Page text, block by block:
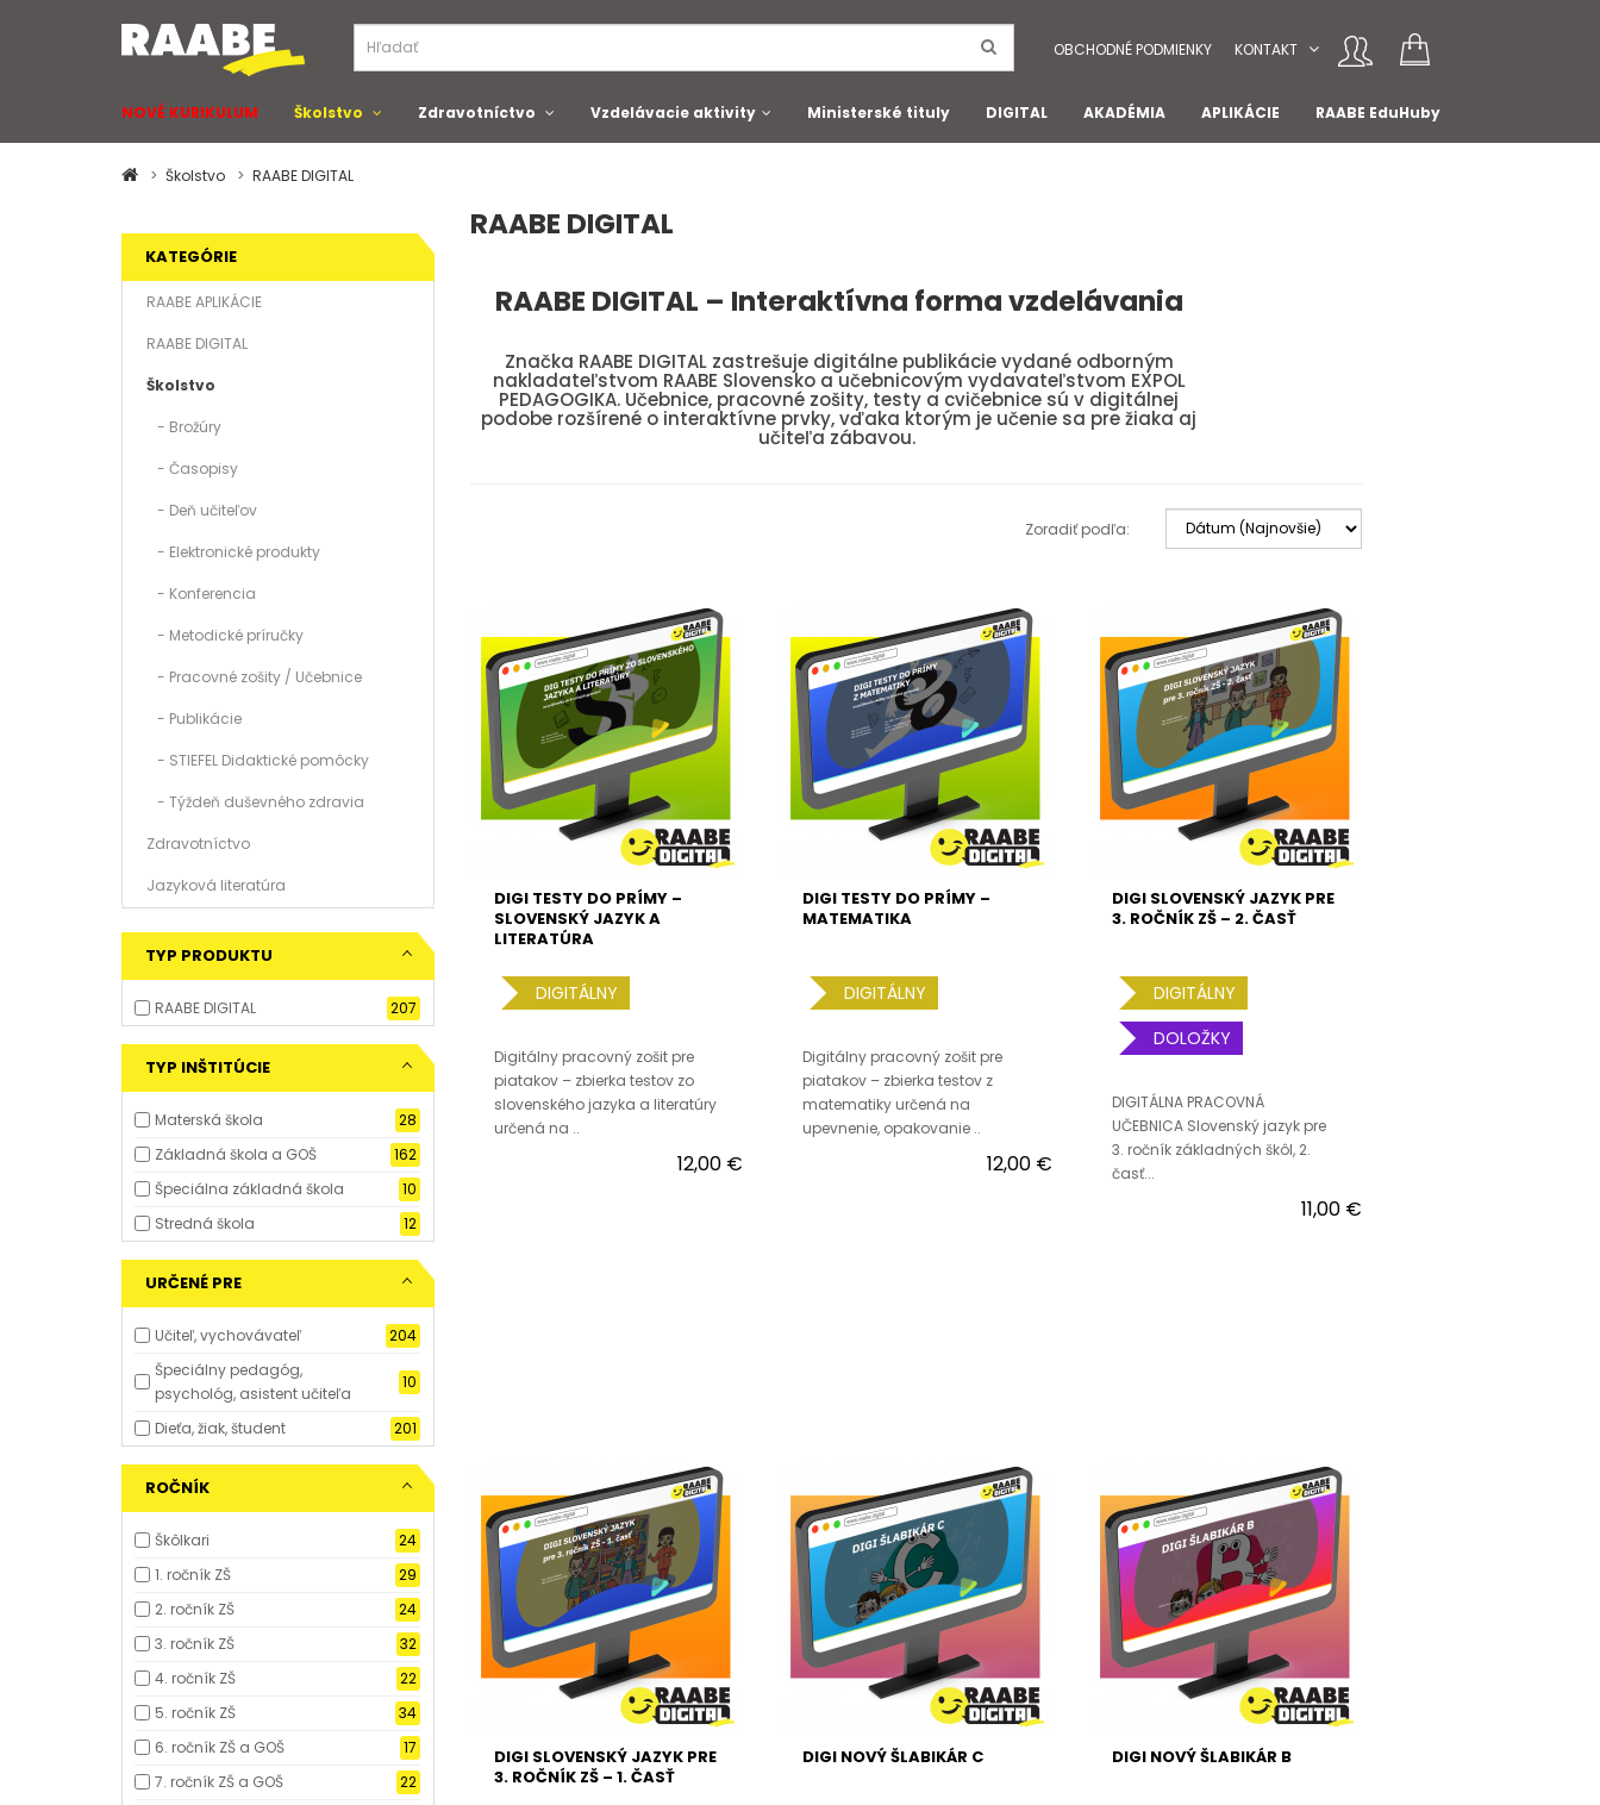
OBCHODNÉ PODMIENKY KONTAKT
NOVÉ KURIKULUM Školstvo Zdravotníctvo Vzdelávacie aktivity Ministerské tituly DIGITAL AKADÉMIA APLIKÁCIE RAABE EduHuby
Školstvo RAABE DIGITAL
KATEGÓRIE
RAABE APLIKÁCIE
RAABE DIGITAL
Školstvo
- Brožúry
- Časopisy
- Deň učiteľov
- Elektronické produkty
- Konferencia
- Metodické príručky
- Pracovné zošity / Učebnice
- Publikácie
- STIEFEL Didaktické pomôcky
- Týždeň duševného zdravia
Zdravotníctvo
Jazyková literatúra
TYP PRODUKTU
RAABE DIGITAL 207
TYP INŠTITÚCIE
Materská škola
28
Základná škola a GOŠ
162
Špeciálna základná škola
10
Stredná škola
12
URČENÉ PRE
Učiteľ, vychovávateľ
204
Špeciálny pedagóg,
psychológ, asistent učiteľa
10
Dieťa, žiak, študent 201
ROČNÍK
Škôlkari
24
1. ročník ZŠ
29
2. ročník ZŠ
24
3. ročník ZŠ
32
4. ročník ZŠ
22
5. ročník ZŠ
34
6. ročník ZŠ a GOŠ
17
7. ročník ZŠ a GOŠ
22
RAABE DIGITAL
RAABE DIGITAL – Interaktívna forma vzdelávania
Značka RAABE DIGITAL zastrešuje digitálne publikácie vydané odborným
nakladateľstvom RAABE Slovensko a učebnicovým vydavateľstvom EXPOL
PEDAGOGIKA. Učebnice, pracovné zošity, testy a cvičebnice sú v digitálnej
podobe rozšírené o interaktívne prvky, vďaka ktorým je učenie sa pre žiaka aj
učiteľa zábavou.
Zoradiť podľa:
DIGI TESTY DO PRÍMY –
SLOVENSKÝ JAZYK A
LITERATÚRA
DIGITÁLNY
Digitálny pracovný zošit pre
piatakov – zbierka testov zo
slovenského jazyka a literatúry
určená na ..
12,00 €
DIGI TESTY DO PRÍMY –
MATEMATIKA
DIGITÁLNY
Digitálny pracovný zošit pre
piatakov – zbierka testov z
matematiky určená na
upevnenie, opakovanie ..
12,00 €
DIGI SLOVENSKÝ JAZYK PRE
3. ROČNÍK ZŠ – 2. ČASŤ
DIGITÁLNY
DOLOŽKY
DIGITÁLNA PRACOVNÁ
UČEBNICA Slovenský jazyk pre
3. ročník základných škôl, 2.
časť...
11,00 €
DIGI SLOVENSKÝ JAZYK PRE
3. ROČNÍK ZŠ – 1. ČASŤ
DIGI NOVÝ ŠLABIKÁR C DIGI NOVÝ ŠLABIKÁR B